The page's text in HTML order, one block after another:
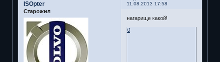
11.08.2013 17:58
ISOpter
Старожил
нагарище какой!
0